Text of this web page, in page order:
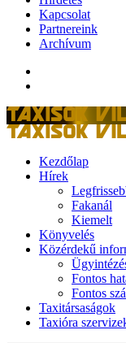
Kapcsolat
Partnereink
Archívum
Kezdőlap
Hírek
Fakanál
Kiemelt
Könyvelés
Közérdekű
Fontos
Fontos
Taxitársaságok
Taxióra